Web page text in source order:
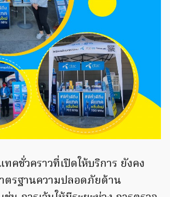
คชั่วคราวที่เปิดให้บริการ ยังคง
ตรฐานความปลอดภัยด้าน